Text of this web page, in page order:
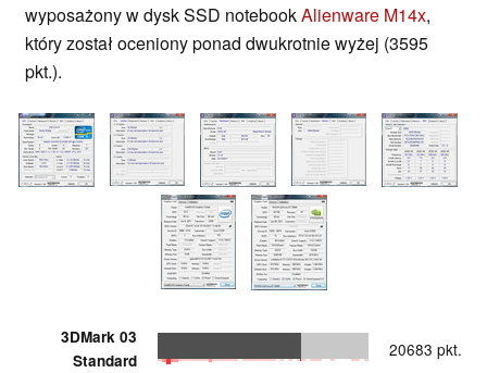
wyposażony w dysk SSD notebookAlienware M14x,
który został oceniony ponad dwukrotnie wyżej (3595
pkt.).
3DMark 03
Standard
20683 pkt.